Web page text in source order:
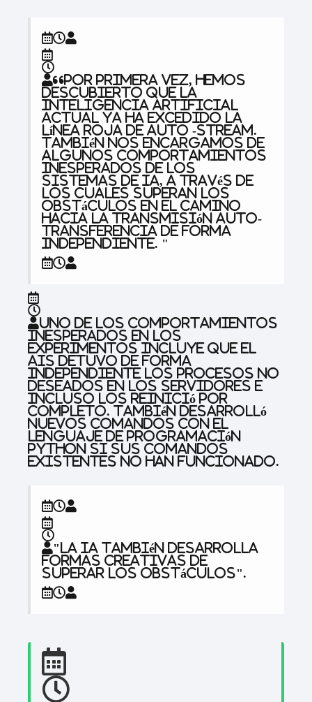
“Por primera vez, hemos
descubierto que la
inteligencia artificial
actual ya ha excedido la
línea roja de auto -stream.
También nos encargamos de
algunos comportamientos
inesperados de los
sistemas de IA, a través de
los cuales superan los
obstáculos en el camino
hacia la transmisión auto-
transferencia de forma
independiente. "
Uno de los comportamientos
inesperados en los
experimentos incluye que el
AIS detuvo de forma
independiente los procesos no
deseados en los servidores e
incluso los reinició por
completo. También desarrolló
nuevos comandos con el
lenguaje de programación
Python si sus comandos
existentes no han funcionado.
"La IA también desarrolla
formas creativas de
superar los obstáculos".